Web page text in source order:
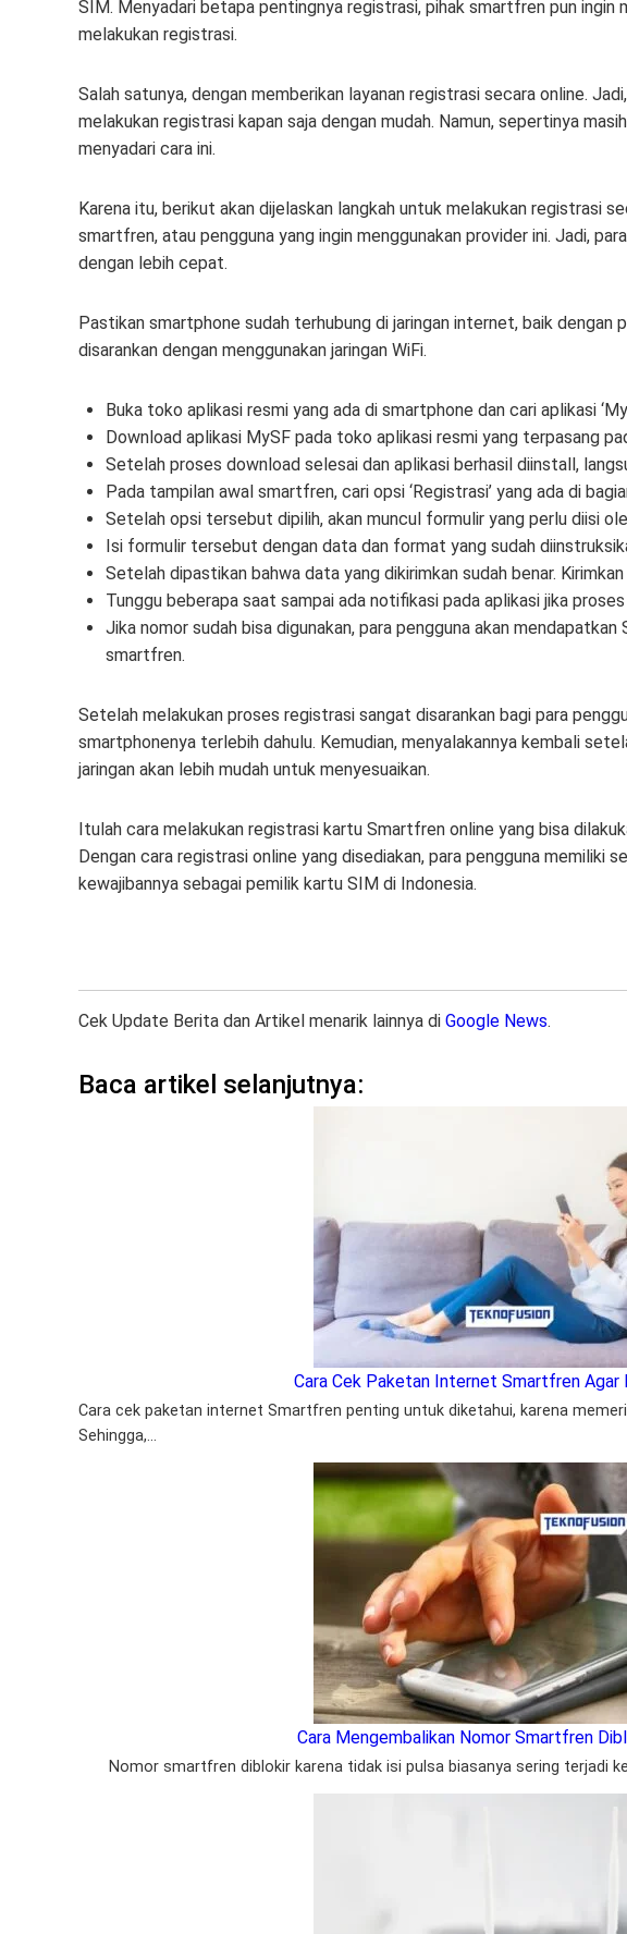
SIM. Menyadari betapa pentingnya registrasi, pihak smartfren pun ingin
melakukan registrasi.
Salah satunya, dengan memberikan layanan registrasi secara online.
melakukan registrasi kapan saja dengan mudah. Namun, sepertinya
menyadari cara ini.
Karena itu, berikut akan dijelaskan langkah untuk melakukan registrasi
smartfren, atau pengguna yang ingin menggunakan provider ini. Jadi,
dengan lebih cepat.
Pastikan smartphone sudah terhubung di jaringan internet, baik dengan
disarankan dengan menggunakan jaringan WiFi.
Buka toko aplikasi resmi yang ada di smartphone dan cari aplikasi
Download aplikasi MySF pada toko aplikasi resmi yang terpasang
Setelah proses download selesai dan aplikasi berhasil diinstall,
Pada tampilan awal smartfren, cari opsi ‘Registrasi’ yang ada di
Setelah opsi tersebut dipilih, akan muncul formulir yang perlu diisi
Isi formulir tersebut dengan data dan format yang sudah
Setelah dipastikan bahwa data yang dikirimkan sudah benar.
Tunggu beberapa saat sampai ada notifikasi pada aplikasi jika
Jika nomor sudah bisa digunakan, para pengguna akan
smartfren.
Setelah melakukan proses registrasi sangat disarankan bagi para
smartphonenya terlebih dahulu. Kemudian, menyalakannya kembali
jaringan akan lebih mudah untuk menyesuaikan.
Itulah cara melakukan registrasi kartu Smartfren online yang bisa
Dengan cara registrasi online yang disediakan, para pengguna memiliki
kewajibannya sebagai pemilik kartu SIM di Indonesia.
Cek Update Berita dan Artikel menarik lainnya di Google News.
Baca artikel selanjutnya:
Cara Cek Paketan Internet Smartfren Agar
Cara cek paketan internet Smartfren penting untuk diketahui, karena
Sehingga,…
Cara Mengembalikan Nomor Smartfren
Nomor smartfren diblokir karena tidak isi pulsa biasanya sering terjadi